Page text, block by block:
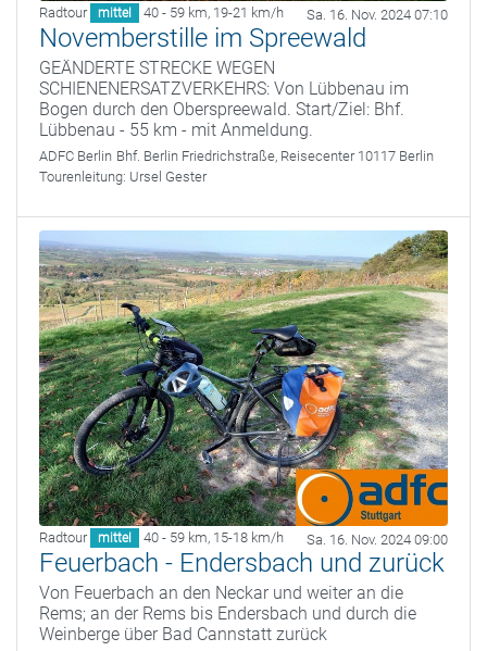
Radtour mittel 40 - 59 km, 19-21 km/h Sa. 16. Nov. 2024 07:10
Novemberstille im Spreewald
GEÄNDERTE STRECKE WEGEN
SCHIENENERSATZVERKEHRS: Von Lübbenau im
Bogen durch den Oberspreewald. Start/Ziel: Bhf.
Lübbenau - 55 km - mit Anmeldung.
ADFC Berlin Bhf. Berlin Friedrichstraße, Reisecenter 10117 Berlin
Tourenleitung: Ursel Gester
Radtour mittel 40 - 59 km, 15-18 km/h Sa. 16. Nov. 2024 09:00
Feuerbach - Endersbach und zurück
Von Feuerbach an den Neckar und weiter an die
Rems; an der Rems bis Endersbach und durch die
Weinberge über Bad Cannstatt zurück